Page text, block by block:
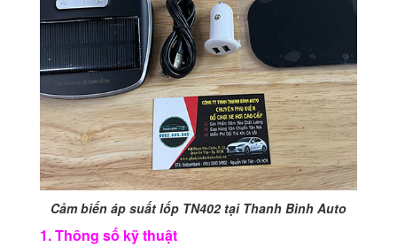
Cảm biến áp suất lốp TN402 tại Thanh Bình Auto
1. Thông số kỹ thuật